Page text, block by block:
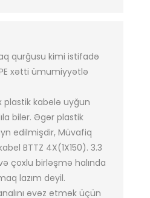
qurğusu kimi istifadə
xətti ümumiyyətlə
plastik kabelə uyğun
bilər. Əgər plastik
edilmişdir, Müvafiq
BTTZ 4X(1X150). 3.3
çoxlu birləşmə halında
lazım deyil.
əvəz etmək üçün